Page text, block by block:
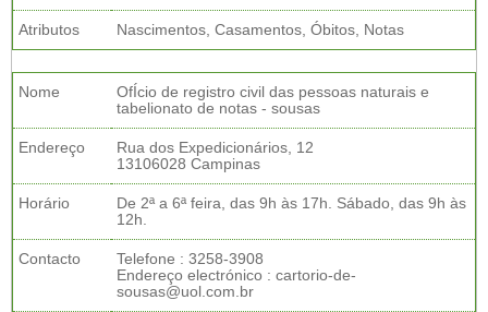
Atributos Nascimentos, Casamentos, Óbitos, Notas
Nome
OfÍcio de registro civil das pessoas naturais e
tabelionato de notas - sousas
Endereço
Rua dos Expedicionários, 12
13106028 Campinas
Horário
De 2ª a 6ª feira, das 9h às 17h. Sábado, das 9h às
12h.
Contacto
Telefone : 3258-3908
Endereço electrónico : cartorio-de-
sousas@uol.com.br